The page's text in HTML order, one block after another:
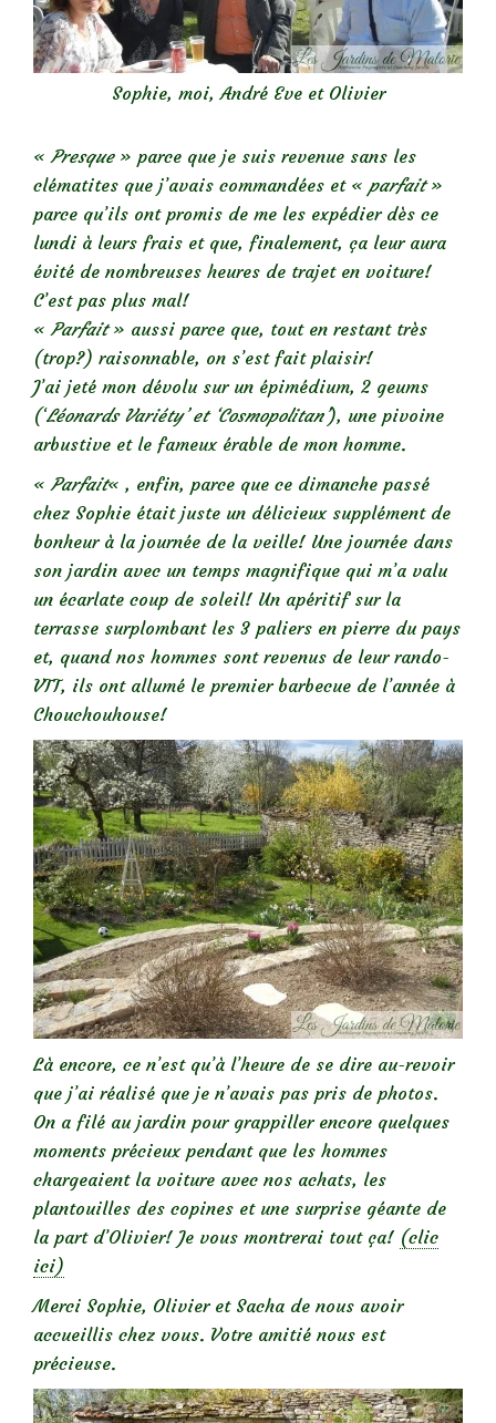
Sophie, moi, André Eve et Olivier
« Presque» parce que je suis revenue sans les
clématites que j’avais commandées et « parfait»
parce qu’ils ont promis de me les expédier dès ce
lundi à leurs frais et que, finalement, ça leur aura
évité de nombreuses heures de trajet en voiture!
C’est pas plus mal!
« Parfait» aussi parce que, tout en restant très
(trop?) raisonnable, on s’est fait plaisir!
J’ai jeté mon dévolu sur un épimédium, 2 geums
(‘Léonards Variéty’ et ‘Cosmopolitan’), une pivoine
arbustive et le fameux érable de mon homme.
« Parfait« , enfin, parce que ce dimanche passé
chez Sophie était juste un délicieux supplément de
bonheur à la journée de la veille! Une journée dans
son jardin avec un temps magnifique qui m’a valu
un écarlate coup de soleil! Un apéritif sur la
terrasse surplombant les 3 paliers en pierre du pays
et, quand nos hommes sont revenus de leur rando-
VTT, ils ont allumé le premier barbecue de l’année à
Chouchouhouse!
Là encore, ce n’est qu’à l’heure de se dire au-revoir
que j’ai réalisé que je n’avais pas pris de photos.
On a filé au jardin pour grappiller encore quelques
moments précieux pendant que les hommes
chargeaient la voiture avec nos achats, les
plantouilles des copines et une surprise géante de
la part d’Olivier! Je vous montrerai tout ça! (clic
ici)
Merci Sophie, Olivier et Sacha de nous avoir
accueillis chez vous. Votre amitié nous est
précieuse.